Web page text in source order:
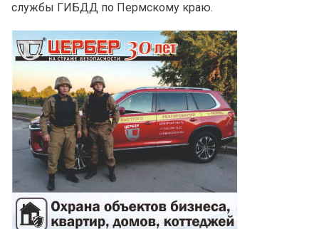
службы ГИБДД по Пермскому краю.